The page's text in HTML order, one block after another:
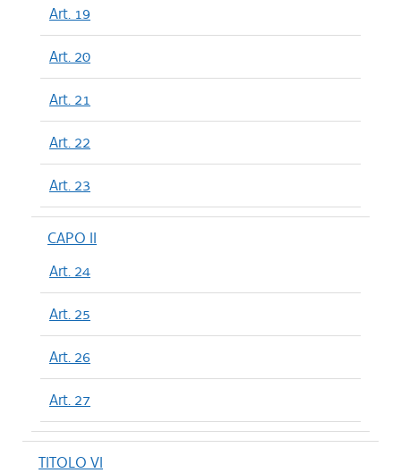
Art. 19
Art. 20
Art. 21
Art. 22
Art. 23
CAPO II
Art. 24
Art. 25
Art. 26
Art. 27
TITOLO VI